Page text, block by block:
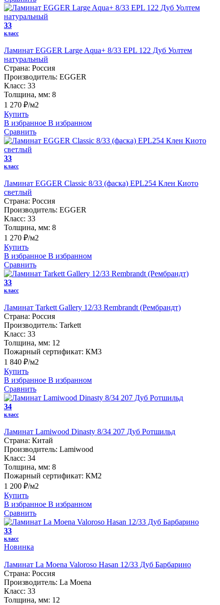
33
класс
Ламинат EGGER Large Aqua+ 8/33 EPL 122 Дуб Уолтем
натуральный
Страна: Россия
Производитель: EGGER
Класс: 33
Толщина, мм: 8
1 270 ₽/м2
Купить
В избранное В избранном
Сравнить
33
класс
Ламинат EGGER Classic 8/33 (фаска) EPL254 Клен Киото
светлый
Страна: Россия
Производитель: EGGER
Класс: 33
Толщина, мм: 8
1 270 ₽/м2
Купить
В избранное В избранном
Сравнить
33
класс
Ламинат Tarkett Gallery 12/33 Rembrandt (Рембрандт)
Страна: Россия
Производитель: Tarkett
Класс: 33
Толщина, мм: 12
Пожарный сертификат: КМ3
1 840 ₽/м2
Купить
В избранное В избранном
Сравнить
34
класс
Ламинат Lamiwood Dinasty 8/34 207 Дуб Ротшильд
Страна: Китай
Производитель: Lamiwood
Класс: 34
Толщина, мм: 8
Пожарный сертификат: КМ2
1 200 ₽/м2
Купить
В избранное В избранном
Сравнить
33
класс
Новинка
Ламинат La Moena Valoroso Hasan 12/33 Дуб Барбарино
Страна: Россия
Производитель: La Moena
Класс: 33
Толщина, мм: 12